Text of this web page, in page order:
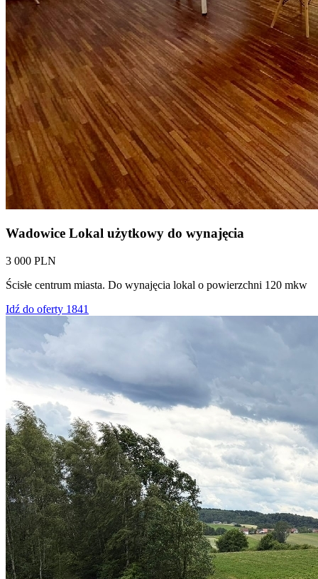
Wadowice Lokal użytkowy do wynajęcia
3 000 PLN
Ścisłe centrum miasta. Do wynajęcia lokal o powierzchni 120 mkw
Idź do oferty 1841